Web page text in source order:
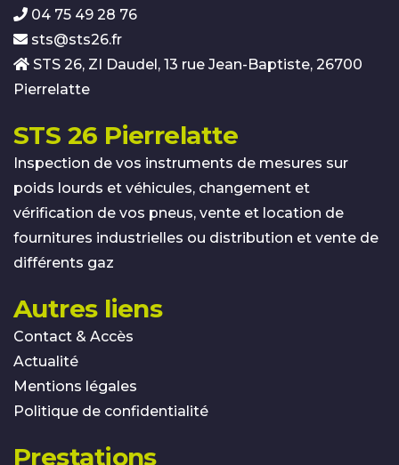
04 75 49 28 76
sts@sts26.fr
STS 26, ZI Daudel, 13 rue Jean-Baptiste, 26700
Pierrelatte
STS 26 Pierrelatte
Inspection de vos instruments de mesures sur
poids lourds et véhicules, changement et
vérification de vos pneus, vente et location de
fournitures industrielles ou distribution et vente de
différents gaz
Autres liens
Contact & Accès
Actualité
Mentions légales
Politique de confidentialité
Prestations